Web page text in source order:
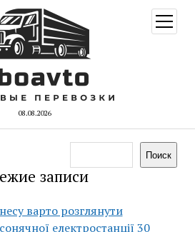
08.08.2026
меню
Поиск
записи
варто розглянути
електростанції 30